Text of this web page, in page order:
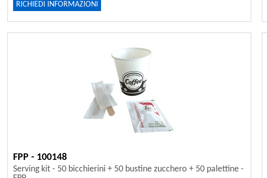
RICHIEDI INFORMAZIONI
FPP - 100148
Serving kit - 50 bicchierini + 50 bustine zucchero + 50 palettine -